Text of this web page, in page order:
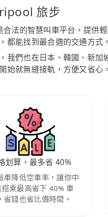
旅步
法的智慧叫車平台，提供
都能找到最合適的交通方式。
我們也在日本、韓國、新
始就無縫接軌，方便又省心。
划算，最多省 40%
車降低空車率，讓你中
乘最高省下 40% 車
省錢也省比價時間。